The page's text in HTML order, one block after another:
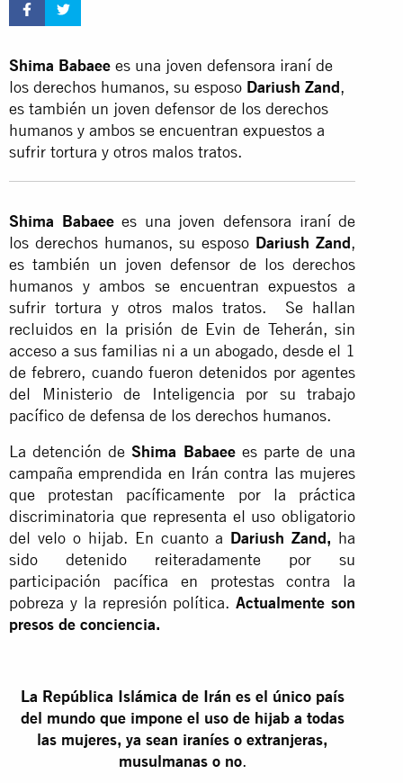
Shima Babaee es una joven defensora iraní de
los derechos humanos, su esposo Dariush Zand,
es también un joven defensor de los derechos
humanos y ambos se encuentran expuestos a
sufrir tortura y otros malos tratos.
Shima Babaeees una joven defensora iraní de
los derechos humanos, su esposo Dariush Zand,
es también un joven defensor de los derechos
humanos y ambos se encuentran expuestos a
sufrir tortura y otros malos tratos. Se hallan
recluidos en la prisión de Evin de Teherán, sin
acceso a sus familias ni a un abogado, desde el 1
de febrero, cuando fueron detenidos por agentes
del Ministerio de Inteligencia por su trabajo
pacífico de defensa de los derechos humanos.
La detención de Shima Babaeees parte de una
campaña emprendida en Irán contra las mujeres
que protestan pacíficamente por la práctica
discriminatoria que representa el uso obligatorio
del velo o hijab. En cuanto a Dariush Zand, ha
sido detenido reiteradamente por su
participación pacífica en protestas contra la
pobreza y la represión política.Actualmente son
presos de conciencia.
La República Islámica de Irán es el único país
del mundo que impone el uso de hijab a todas
las mujeres, ya sean iraníes o extranjeras,
musulmanas o no.